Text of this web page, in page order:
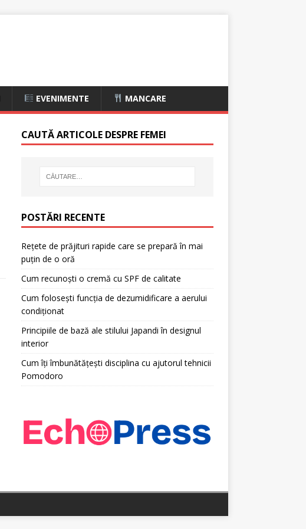
EVENIMENTE MANCARE
CAUTĂ ARTICOLE DESPRE FEMEI
POSTĂRI RECENTE
Rețete de prăjituri rapide care se prepară în mai
puțin de o oră
Cum recunoști o cremă cu SPF de calitate
Cum folosești funcția de dezumidificare a aerului
condiționat
Principiile de bază ale stilului Japandi în designul
interior
Cum îți îmbunătățești disciplina cu ajutorul tehnicii
Pomodoro